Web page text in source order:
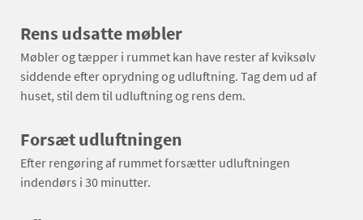
Rens udsatte møbler
Møbler og tæpper i rummet kan have rester af kviksølv
siddende efter oprydning og udluftning. Tag dem ud af
huset, stil dem til udluftning og rens dem.
Forsæt udluftningen
Efter rengøring af rummet forsætter udluftningen
indendørs i 30 minutter.